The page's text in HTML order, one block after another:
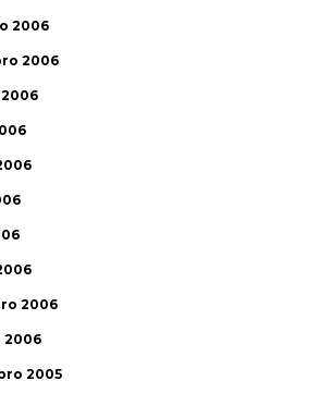
2006
2006
2006
2006
2005